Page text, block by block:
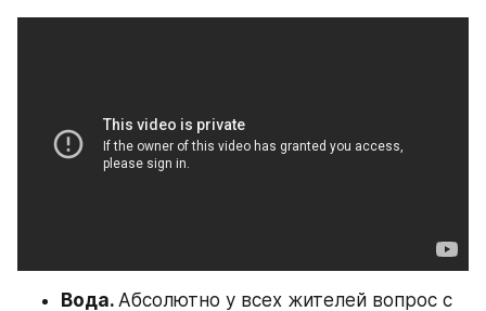
Вода. Абсолютно у всех жителей вопрос с